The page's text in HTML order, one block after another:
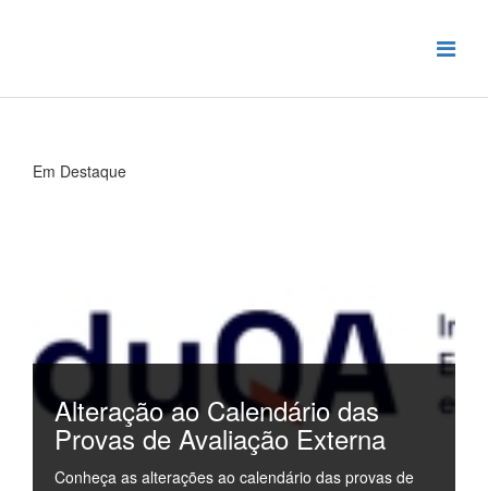
Em Destaque
Alteração ao Calendário das
Provas de Avaliação Externa
Conheça as alterações ao calendário das provas de